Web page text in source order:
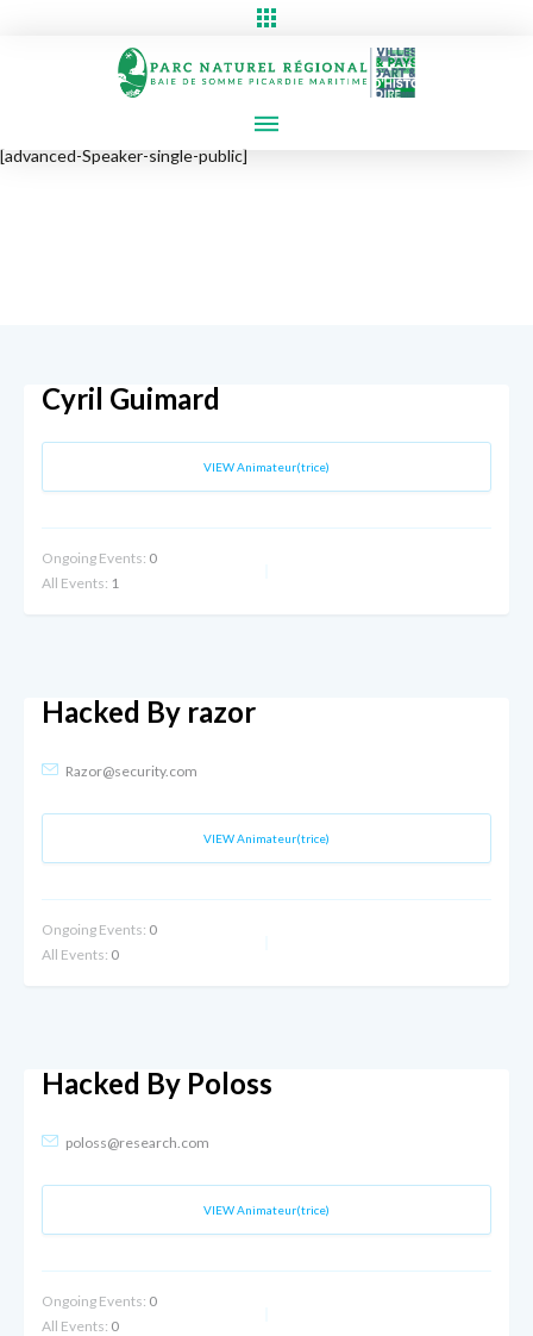
[advanced-Speaker-single-public]
Cyril Guimard
VIEW Animateur(trice)
Ongoing Events: 0
All Events: 1
Hacked By razor
Razor@security.com
VIEW Animateur(trice)
Ongoing Events: 0
All Events: 0
Hacked By Poloss
poloss@research.com
VIEW Animateur(trice)
Ongoing Events: 0
All Events: 0